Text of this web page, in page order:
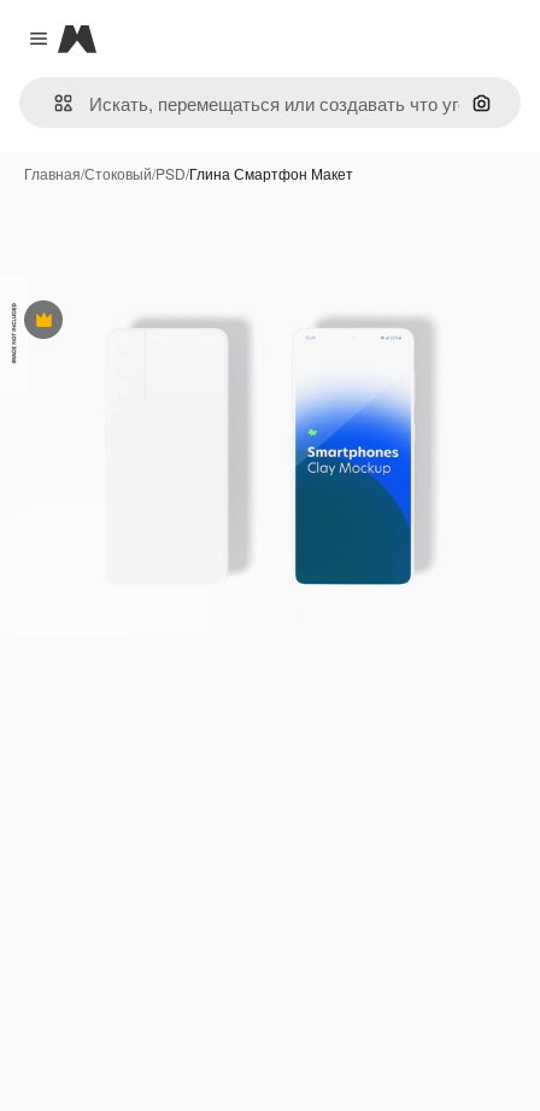
Close menu
Magnific
Поиск
Главная/Стоковый/PSD/Глина Смартфон Макет
Премиум